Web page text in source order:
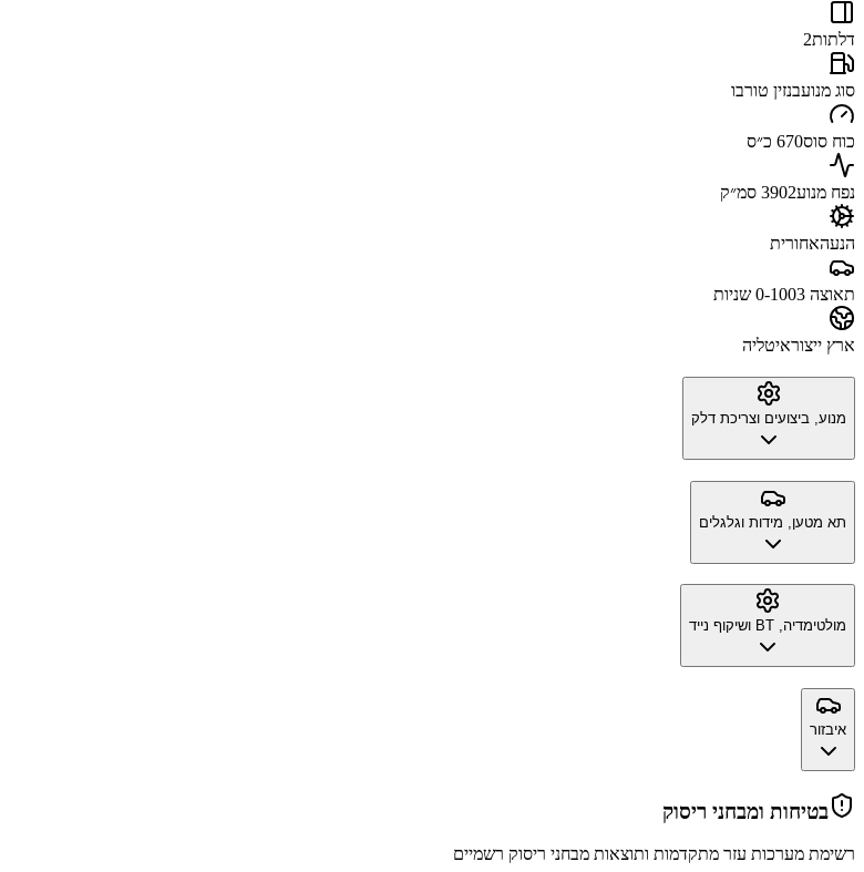
דלתות2
סוג מנועבנזין טורבו
כוח סוס670 כ״ס
נפח מנוע3902 סמ״ק
הנעהאחורית
תאוצה 0-100 3 שניות
ארץ ייצוראיטליה
מנוע, ביצועים וצריכת דלק
תא מטען, מידות וגלגלים
מולטימדיה, BT ושיקוף נייד
איבזור
בטיחות ומבחני ריסוק
רשימת מערכות עזר מתקדמות ותוצאות מבחני ריסוק רשמיים